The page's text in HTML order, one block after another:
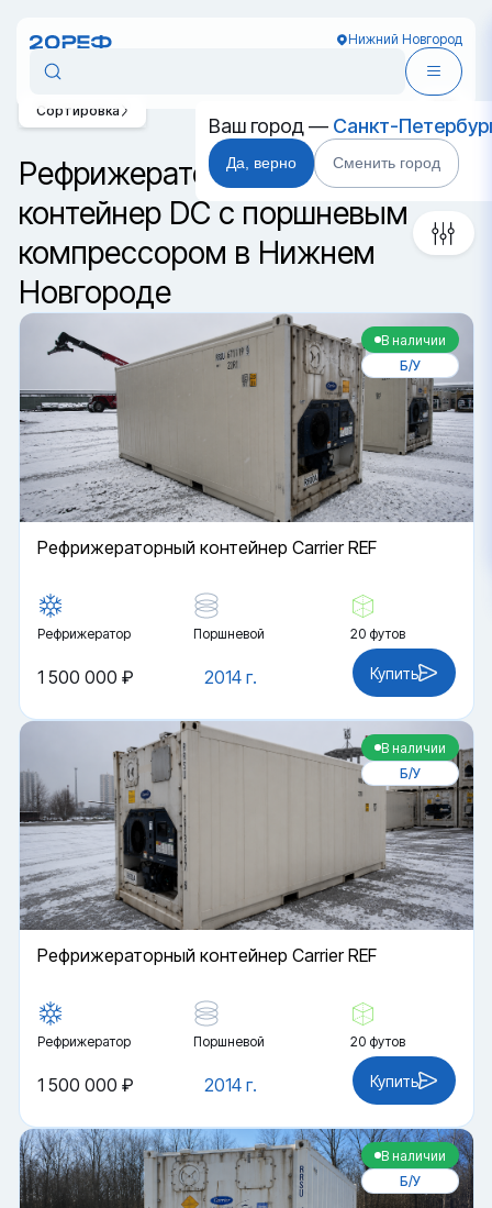
Нижний Новгород
Ваш город — Санкт-
Да, верно Сменить город
Рефрижераторный
контейнер DC с поршневым
компрессором в Нижнем
Новгороде
Сортировка
В наличии
Б/У
Рефрижераторный контейнер Carrier REF
Рефрижератор Поршневой 20 футов
2014 г.
1 500 000 ₽ Купить
В наличии
Б/У
Рефрижераторный контейнер Carrier REF
Рефрижератор Поршневой 20 футов
2014 г.
1 500 000 ₽ Купить
В наличии
Б/У